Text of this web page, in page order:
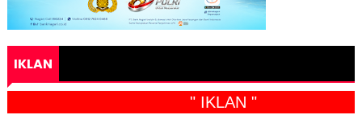
IKLAN
" IKLAN "